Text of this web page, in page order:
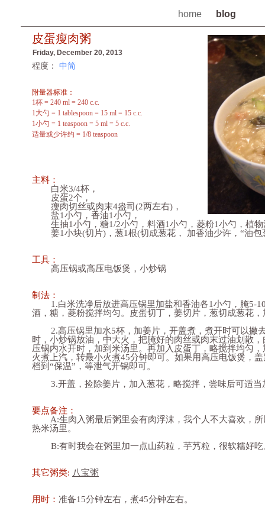
home blog
皮蛋瘦肉粥
主料：
白米3/4杯，
皮蛋2个，
瘦肉切丝或肉末4盎司(2两左右)，
盐1小勺，香油1小勺，
生抽1小勺，糖1/2小勺，料酒1小勺，菱粉1小勺，植物
姜1小块(切片)，葱1根(切成葱花， 加香油少许，“油包
工具：
高压锅或高压电饭煲，小炒锅
制法：
1.白米洗净后放进高压锅里加盐和香油各1小勺，腌5-
酒，糖，菱粉搅拌均匀。皮蛋切丁，姜切片，葱切成葱花
2.高压锅里加水5杯，加姜片，开盖煮，煮开时可以撇
时，小炒锅放油，中大火，把腌好的肉丝或肉末过油划散
压锅内水开时，加到米汤里。再加入皮蛋丁，略搅拌均匀
火煮上汽，转最小火煮45分钟即可。如果用高压电饭煲，
档到“保温”，等泄气开锅即可。
3.开盖，捡除姜片，加入葱花，略搅拌，尝味后可适当
要点备注：
A:生肉入粥最后粥里会有肉浮沫，我个人不大喜欢，所
热米汤里。
B:有时我会在粥里加一点山药粒，芋艿粒，很软糯好吃
其它粥类: 八宝粥
用时： 准备15分钟左右，煮45分钟左右。
Friday, December 20, 2013
附量器标准：
1杯 = 240 ml = 240 c.c.
1大勺 = 1 tablespoon = 15 ml = 15 c.c.
1小勺 = 1 teaspoon = 5 ml = 5 c.c.
适量或少许约 = 1/8 teaspoon
程度： 中简